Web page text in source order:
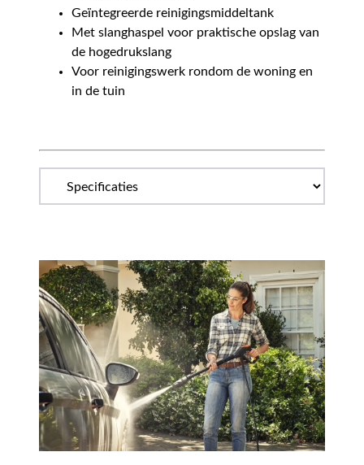
Geïntegreerde reinigingsmiddeltank
Met slanghaspel voor praktische opslag van
de hogedrukslang
Voor reinigingswerk rondom de woning en
in de tuin